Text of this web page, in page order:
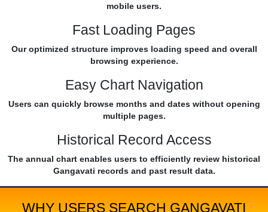
mobile users.
Fast Loading Pages
Our optimized structure improves loading speed and overall
browsing experience.
Easy Chart Navigation
Users can quickly browse months and dates without opening
multiple pages.
Historical Record Access
The annual chart enables users to efficiently review historical
Gangavati records and past result data.
WHY USERS SEARCH GANGAVATI